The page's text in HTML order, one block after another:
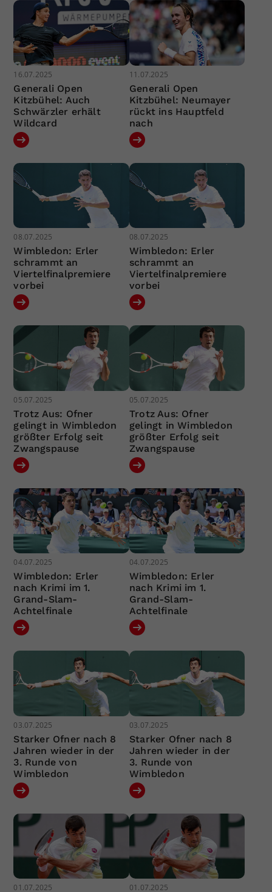
16.07.2025
Generali Open
Kitzbühel: Auch
Schwärzler erhält
Wildcard
11.07.2025
Generali Open
Kitzbühel: Neumayer
rückt ins Hauptfeld
nach
08.07.2025
Wimbledon: Erler
schrammt an
Viertelfinalpremiere
vorbei
08.07.2025
Wimbledon: Erler
schrammt an
Viertelfinalpremiere
vorbei
05.07.2025
Trotz Aus: Ofner
gelingt in Wimbledon
größter Erfolg seit
Zwangspause
05.07.2025
Trotz Aus: Ofner
gelingt in Wimbledon
größter Erfolg seit
Zwangspause
04.07.2025
Wimbledon: Erler
nach Krimi im 1.
Grand-Slam-
Achtelfinale
04.07.2025
Wimbledon: Erler
nach Krimi im 1.
Grand-Slam-
Achtelfinale
03.07.2025
Starker Ofner nach 8
Jahren wieder in der
3. Runde von
Wimbledon
03.07.2025
Starker Ofner nach 8
Jahren wieder in der
3. Runde von
Wimbledon
01.07.2025 01.07.2025